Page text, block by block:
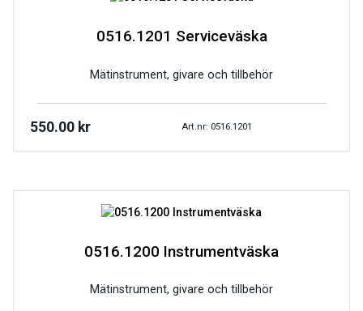
0516.1201 Serviceväska
Mätinstrument, givare och tillbehör
550.00 kr Art.nr: 0516.1201
0516.1200 Instrumentväska
Mätinstrument, givare och tillbehör